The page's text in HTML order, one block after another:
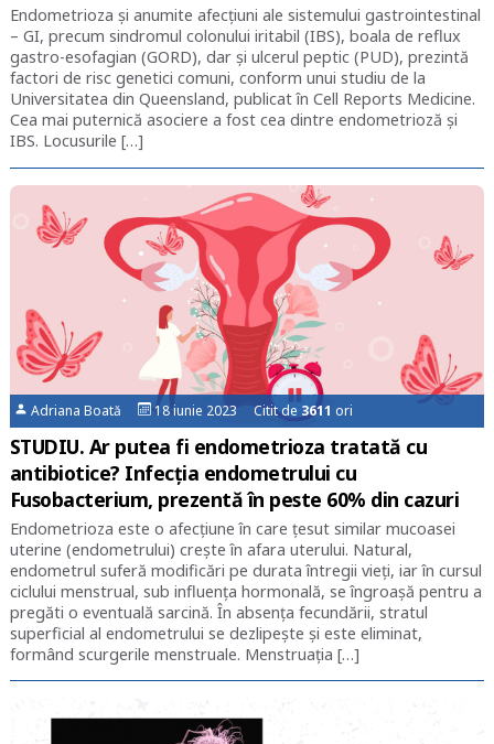
Endometrioza și anumite afecțiuni ale sistemului gastrointestinal
– GI, precum sindromul colonului iritabil (IBS), boala de reflux
gastro-esofagian (GORD), dar și ulcerul peptic (PUD), prezintă
factori de risc genetici comuni, conform unui studiu de la
Universitatea din Queensland, publicat în Cell Reports Medicine.
Cea mai puternică asociere a fost cea dintre endometrioză și
IBS. Locusurile […]
Adriana Boată 18 iunie 2023 Citit de 3611 ori
STUDIU. Ar putea fi endometrioza tratată cu
antibiotice? Infecția endometrului cu
Fusobacterium, prezentă în peste 60% din cazuri
Endometrioza este o afecțiune în care țesut similar mucoasei
uterine (endometrului) crește în afara uterului. Natural,
endometrul suferă modificări pe durata întregii vieți, iar în cursul
ciclului menstrual, sub influența hormonală, se îngroașă pentru a
pregăti o eventuală sarcină. În absența fecundării, stratul
superficial al endometrului se dezlipește și este eliminat,
formând scurgerile menstruale. Menstruația […]